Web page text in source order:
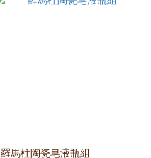
羅馬柱陶瓷皂液瓶組